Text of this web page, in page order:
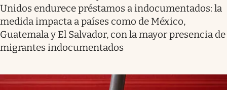
Unidos endurece préstamos a indocumentados: la
medida impacta a países como de México,
Guatemala y El Salvador, con la mayor presencia de
migrantes indocumentados